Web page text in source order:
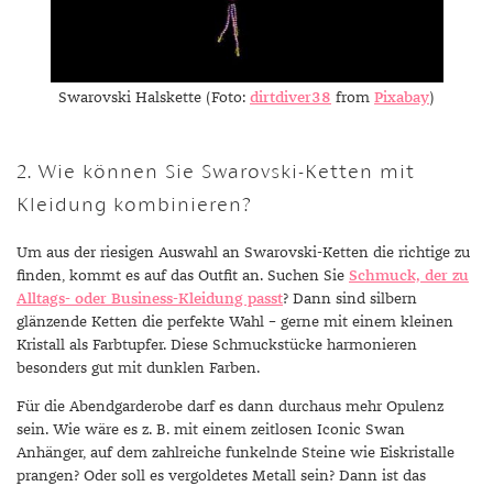
Swarovski Halskette (Foto: dirtdiver38 from Pixabay)
2. Wie können Sie Swarovski-Ketten mit
Kleidung kombinieren?
Um aus der riesigen Auswahl an Swarovski-Ketten die richtige zu
finden, kommt es auf das Outfit an. Suchen Sie Schmuck, der zu
Alltags- oder Business-Kleidung passt? Dann sind silbern
glänzende Ketten die perfekte Wahl – gerne mit einem kleinen
Kristall als Farbtupfer. Diese Schmuckstücke harmonieren
besonders gut mit dunklen Farben.
Für die Abendgarderobe darf es dann durchaus mehr Opulenz
sein. Wie wäre es z. B. mit einem zeitlosen Iconic Swan
Anhänger, auf dem zahlreiche funkelnde Steine wie Eiskristalle
prangen? Oder soll es vergoldetes Metall sein? Dann ist das